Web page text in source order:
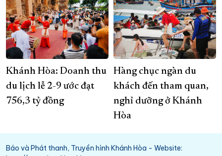
Khánh Hòa: Doanh thu
du lịch lễ 2-9 ước đạt
756,3 tỷ đồng
Hàng chục ngàn du
khách đến tham quan,
nghỉ dưỡng ở Khánh
Hòa
Báo và Phát thanh, Truyền hình Khánh Hòa - Website: